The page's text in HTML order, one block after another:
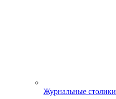
Журнальные столики